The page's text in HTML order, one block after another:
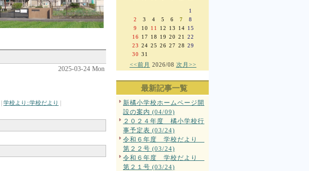
2025-03-24 Mon
学校より::学校だより
1
2
3 4 5 6 7
8
9
10 11 12 13 14 15
16 17 18 19 20 21
22
23 24 25 26 27 28 29
30 31
<<前月 2026/08 次月>>
最新記事一覧
新橘小学校ホームページ開
設の案内 (04/09)
２０２４年度 橘小学校行
事予定表 (03/24)
令和６年度 学校だより
第２２号 (03/24)
令和６年度 学校だより
第２１号 (03/24)